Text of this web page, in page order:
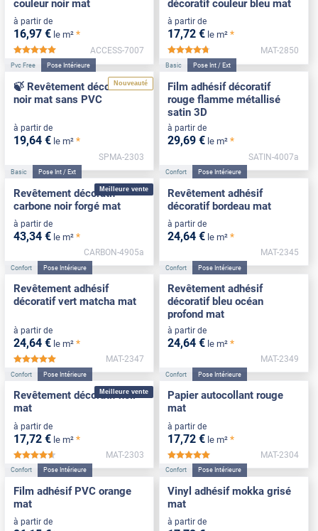
couleur noir mat
à partir de
16,97 € le m² *
*****
ACCESS-7007
décoratif couleur bleu mat
à partir de
17,72 € le m² *
*****
MAT-2850
Nouveauté
Pvc Free Pose Intérieure
🍃 Revêtement décoratif
noir mat sans PVC
à partir de
19,64 € le m² *
SPMA-2303
Basic Pose Int / Ext
Film adhésif décoratif
rouge flamme métallisé
satin 3D
à partir de
29,69 € le m² *
SATIN-4007a
Meilleure vente
Basic Pose Int / Ext
Revêtement décoratif
carbone noir forgé mat
à partir de
43,34 € le m² *
CARBON-4905a
Confort Pose Intérieure
Revêtement adhésif
décoratif bordeau mat
à partir de
24,64 € le m² *
MAT-2345
Confort Pose Intérieure
Revêtement adhésif
décoratif vert matcha mat
à partir de
24,64 € le m² *
*****
MAT-2347
Confort Pose Intérieure
Revêtement adhésif
décoratif bleu océan
profond mat
à partir de
24,64 € le m² *
MAT-2349
Meilleure vente
Confort Pose Intérieure
Revêtement décoratif noir
mat
à partir de
17,72 € le m² *
*****
MAT-2303
Confort Pose Intérieure
Papier autocollant rouge
mat
à partir de
17,72 € le m² *
MAT-2304
Confort Pose Intérieure
Film adhésif PVC orange
mat
à partir de
Confort Pose Intérieure
Vinyl adhésif mokka grisé
mat
à partir de